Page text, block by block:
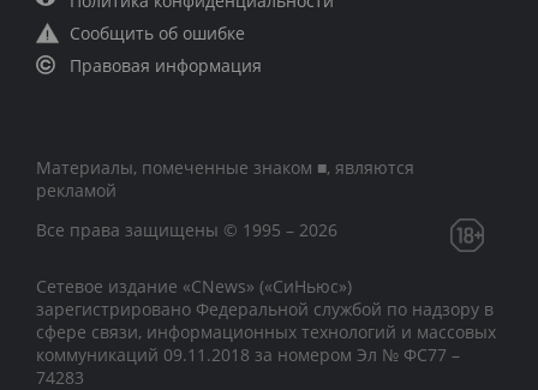
Сообщить об ошибке
Правовая информация
Материалы, помеченные знаком ■, являются
рекламой
Все права защищены © 1995 – 2026
Сетевое издание «CNews» («СиНьюс»)
зарегистрировано Федеральной службой по надзору в
сфере связи, информационных технологий и массовых
коммуникаций 09.11.2018 за номером Эл № ФС77 –
74283